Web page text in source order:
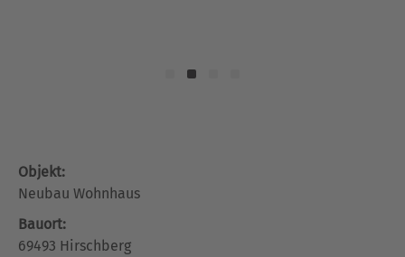
Objekt:
Neubau Wohnhaus
Bauort:
69493 Hirschberg